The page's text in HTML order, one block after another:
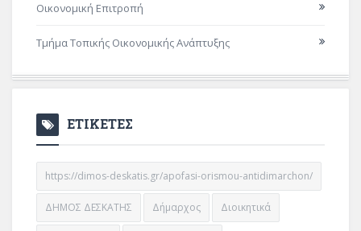
Οικονομική Επιτροπή
Τμήμα Τοπικής Οικονομικής Ανάπτυξης
ΕΤΙΚΕΤΕΣ
https://dimos-deskatis.gr/apofasi-orismou-antidimarchon/
ΔΗΜΟΣ ΔΕΣΚΑΤΗΣ Δήμαρχος Διοικητικά